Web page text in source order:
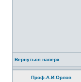
Вернуться наверх
Проф.А.И.Орлов